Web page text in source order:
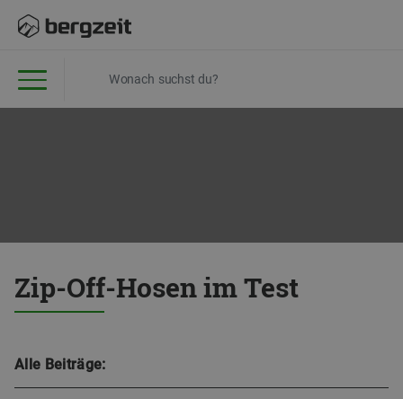
Zip-Off-Hosen im Test
Alle Beiträge: